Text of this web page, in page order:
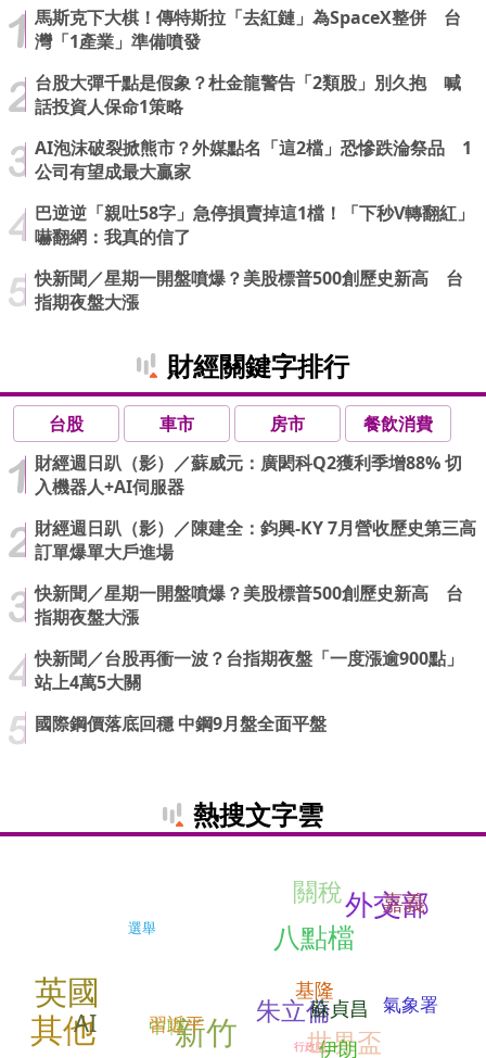
馬斯克下大棋！傳特斯拉「去紅鏈」為SpaceX整併 台
灣「1產業」準備噴發
台股大彈千點是假象？杜金龍警告「2類股」別久抱 喊
話投資人保命1策略
AI泡沫破裂掀熊市？外媒點名「這2檔」恐慘跌淪祭品 1
公司有望成最大贏家
巴逆逆「親吐58字」急停損賣掉這1檔！「下秒V轉翻紅」
嚇翻網：我真的信了
快新聞／星期一開盤噴爆？美股標普500創歷史新高 台
指期夜盤大漲
財經關鍵字排行
台股 車市 房市
餐飲消費
財經週日趴（影）／蘇威元：廣閎科Q2獲利季增88% 切
入機器人+AI伺服器
財經週日趴（影）／陳建全：鈞興-KY 7月營收歷史第三高
訂單爆單大戶進場
快新聞／星期一開盤噴爆？美股標普500創歷史新高 台
指期夜盤大漲
快新聞／台股再衝一波？台指期夜盤「一度漲逾900點」
站上4萬5大關
國際鋼價落底回穩 中鋼9月盤全面平盤
熱搜文字雲
外交部
關稅
選舉
中職
英國
行政院
基隆
新竹
其他
八點檔
朱立倫
AI
氣象署
蘇貞昌
習近平
世界盃
嘉義
伊朗